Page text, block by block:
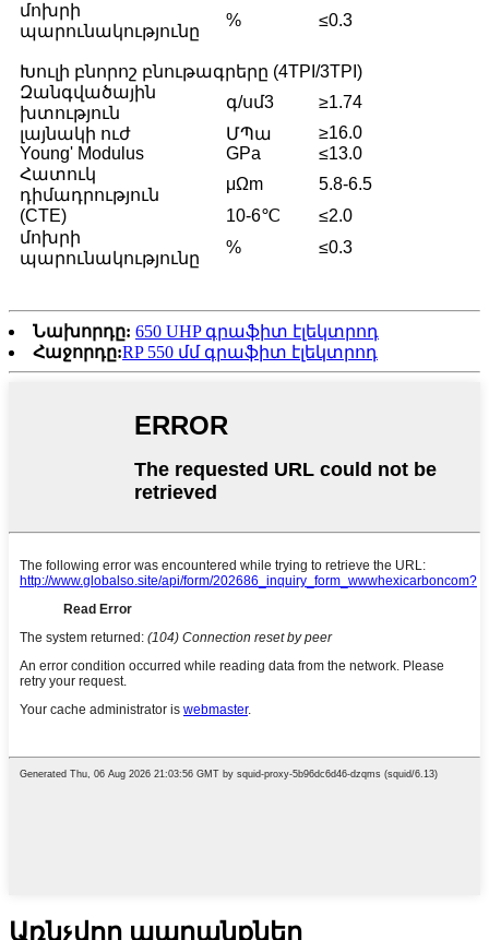
մոխրի
պարունակությունը
% ≤0.3
Խուլի բնորոշ բնութագրերը (4TPI/3TPI)
Զանգվածային
խտություն
գ/սմ3
≥1.74
լայնակի ուժ
ՄՊա
≥16.0
Young' Modulus
GPa
≤13.0
Հատուկ
դիմադրություն
μΩm
5.8-6.5
(CTE)
10-6℃
≤2.0
մոխրի
պարունակությունը
% ≤0.3
Նախորդը: 650 UHP գրաֆիտ էլեկտրոդ
Հաջորդը:RP 550 մմ գրաֆիտ էլեկտրոդ
Առնչվող ապրանքներ